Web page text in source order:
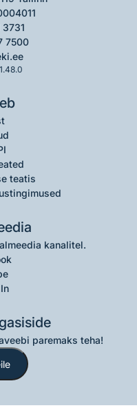
3731
7500
teatis
kanalitel.
paremaks teha!